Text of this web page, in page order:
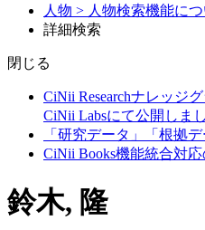
人物 > 人物検索機能につ
詳細検索
閉じる
CiNii Researchナレッジ
CiNii Labsにて公開しま
「研究データ」「根拠
CiNii Books機能統合対
鈴木, 隆